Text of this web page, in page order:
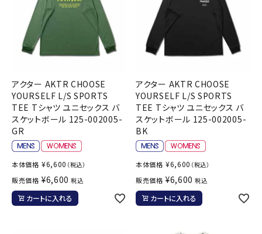
アクター AKTR CHOOSE
YOURSELF L/S SPORTS
TEE Tシャツ ユニセックス バ
スケットボール 125-002005-
GR
本体価格 ¥6,600 （税込）
販売価格 ¥6,600 税込
カートに入れる
アクター AKTR CHOOSE
YOURSELF L/S SPORTS
TEE Tシャツ ユニセックス バ
スケットボール 125-002005-
BK
本体価格 ¥6,600 （税込）
販売価格 ¥6,600 税込
カートに入れる